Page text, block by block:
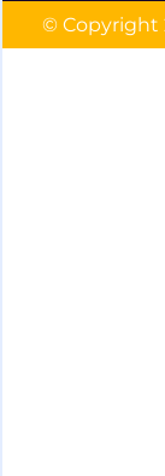
© Copyright